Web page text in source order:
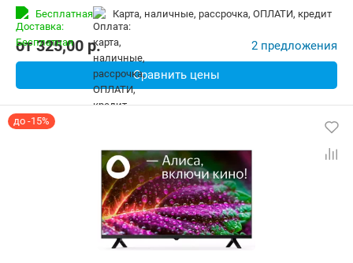
Бесплатная карта, наличные, рассрочка, ОПЛАТИ, кредит
от325,00 p. 2 предложения
Сравнить цены
до -15%